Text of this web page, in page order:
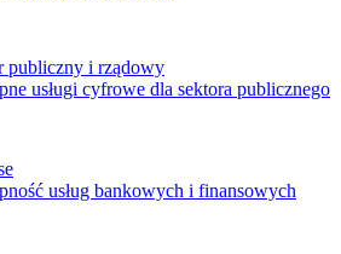
publiczny i rządowy
usługi cyfrowe dla sektora publicznego
usług bankowych i finansowych